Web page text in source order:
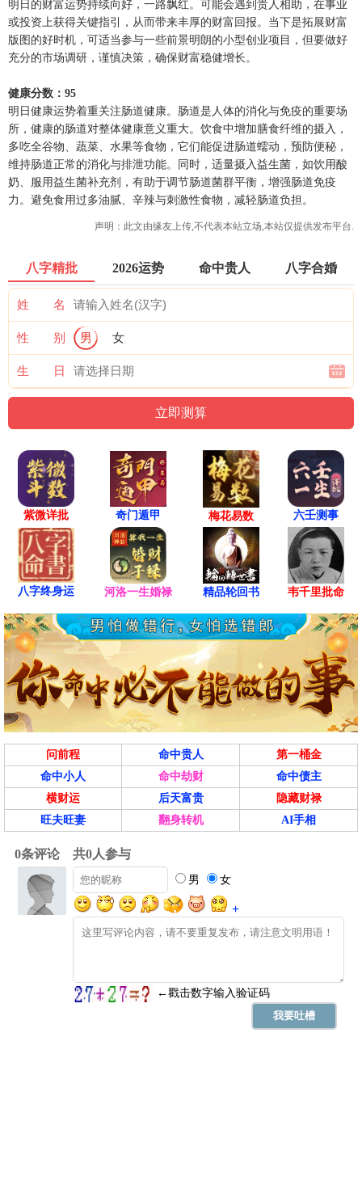
明日的财富运势持续向好，一路飘红。可能会遇到贵人相助，在事业
或投资上获得关键指引，从而带来丰厚的财富回报。当下是拓展财富
版图的好时机，可适当参与一些前景明朗的小型创业项目，但要做好
充分的市场调研，谨慎决策，确保财富稳健增长。
健康分数：95
明日健康运势着重关注肠道健康。肠道是人体的消化与免疫的重要场
所，健康的肠道对整体健康意义重大。饮食中增加膳食纤维的摄入，
多吃全谷物、蔬菜、水果等食物，它们能促进肠道蠕动，预防便秘，
维持肠道正常的消化与排泄功能。同时，适量摄入益生菌，如饮用酸
奶、服用益生菌补充剂，有助于调节肠道菌群平衡，增强肠道免疫
力。避免食用过多油腻、辛辣与刺激性食物，减轻肠道负担。
声明：此文由缘友 上传,不代表本站立场,本站仅提供发布平台.
八字精批 2026运势 命中贵人 八字合婚
姓 名
性 别 男 女
生 日
紫微详批 奇门遁甲 梅花易数 六壬测事
八字终身运 河洛一生婚禄 精品轮回书 韦千里批命
问前程 命中贵人
第一桶金
命中小人
命中劫财
命中债主
横财运
后天富贵
隐藏财禄
旺夫旺妻
翻身转机 AI手相